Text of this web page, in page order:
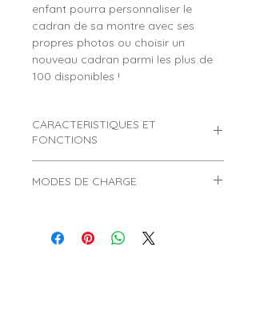
enfant pourra personnaliser le
cadran de sa montre avec ses
propres photos ou choisir un
nouveau cadran parmi les plus de
100 disponibles !
CARACTERISTIQUES ET
FONCTIONS
Watch modèle Ice Smart Junior
Marque : ICE WATCH.
MODES DE CHARGE